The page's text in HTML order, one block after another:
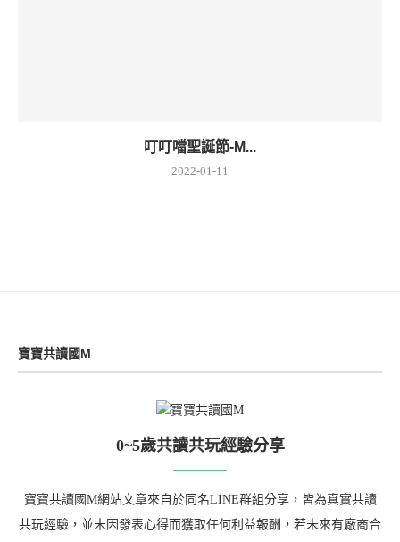
叮叮噹聖誕節-M...
2022-01-11
寶寶共讀國M
0~5歲共讀共玩經驗分享
寶寶共讀國M網站文章來自於同名LINE群組分享，皆為真實共讀
共玩經驗，並未因發表心得而獲取任何利益報酬，若未來有廠商合